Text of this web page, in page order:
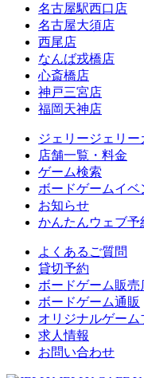
名古屋駅西口店
名古屋大須店
西尾店
なんば戎橋店
心斎橋店
神戸三宮店
福岡天神店
ジェリージェリー
店舗一覧・料金
ゲーム検索
ボードゲームイベ
お知らせ
かんたんウェブ予
よくあるご質問
貸切予約
ボードゲーム販売
ボードゲーム通販
オリジナルゲーム
求人情報
お問い合わせ